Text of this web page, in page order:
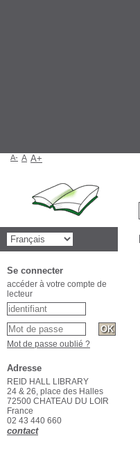
A- A A+
Se connecter
accéder à votre compte de
lecteur
Mot de passe oublié ?
Adresse
REID HALL LIBRARY
24 & 26, place des Halles
72500 CHATEAU DU LOIR
France
02 43 440 660
contact